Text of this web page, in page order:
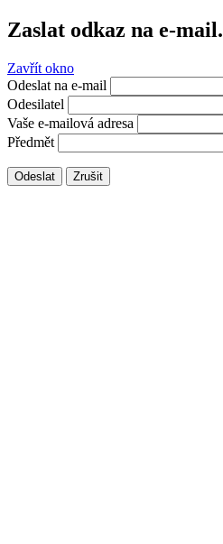
Zaslat odkaz na e-mail.
Zavřít okno
Odeslat na e-mail
Odesilatel
Vaše e-mailová adresa
Předmět
Odeslat Zrušit